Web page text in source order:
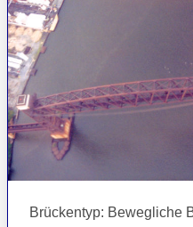
Brückentyp: Bewegliche